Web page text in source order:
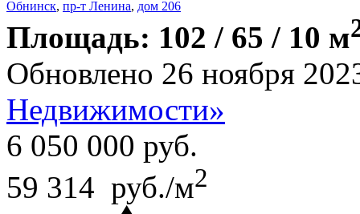
Обнинск, пр-т Ленина, дом 206
Площадь: 102 / 65 / 10 м
Обновлено 26 ноября
Недвижимости»
6 050 000 руб.
59 314 руб./м2